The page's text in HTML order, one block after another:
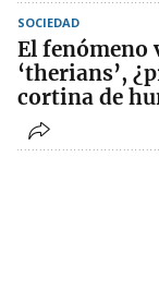
SOCIEDAD
El fenómeno
‘therians’,
cortina de